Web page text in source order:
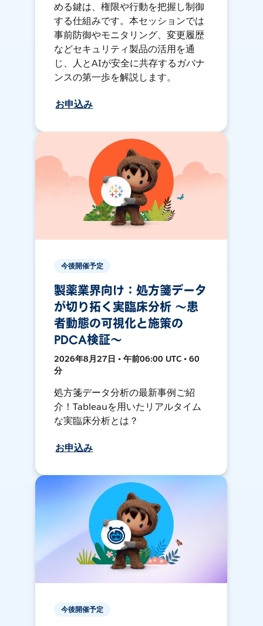
める鍵は、権限や行動を把握し制御
する仕組みです。本セッションでは
事前防御やモニタリング、変更履歴
などセキュリティ製品の活用を通
じ、人とAIが安全に共存するガバナ
ンスの第一歩を解説します。
お申込み
今後開催予定
製薬業界向け：処方箋データ
が切り拓く実臨床分析 ～患
者動態の可視化と施策の
PDCA検証～
2026年8月27日 • 午前06:00 UTC • 60
分
処方箋データ分析の最新事例ご紹
介！Tableauを用いたリアルタイム
な実臨床分析とは？
お申込み
今後開催予定